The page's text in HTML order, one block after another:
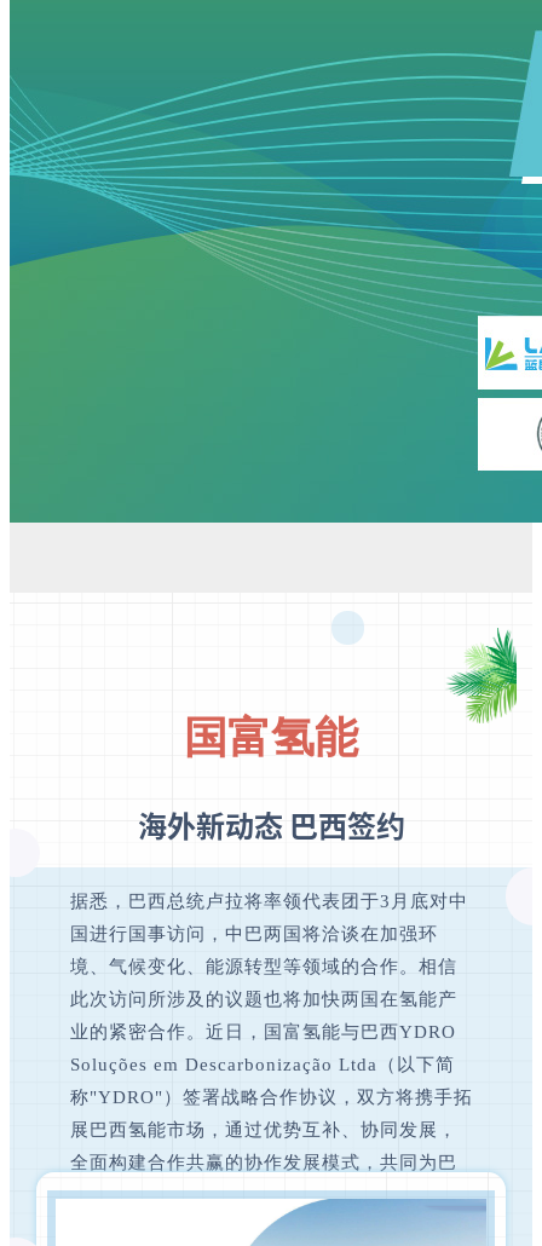
国富氢能
海外新动态 巴西签约
据悉，巴西总统卢拉将率领代表团于3月底对中
国进行国事访问，中巴两国将洽谈在加强环
境、气候变化、能源转型等领域的合作。相信
此次访问所涉及的议题也将加快两国在氢能产
业的紧密合作。近日，国富氢能与巴西YDRO
Soluções em Descarbonização Ltda（以下简
称"YDRO"）签署战略合作协议，双方将携手拓
展巴西氢能市场，通过优势互补、协同发展，
全面构建合作共赢的协作发展模式，共同为巴
西节能减排，能源的可持续发展贡献一份力